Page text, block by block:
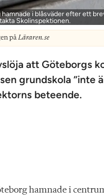
i blåsväder efter ett
Skolinspektionen.
påLäraren.se
att Göteborgs
grundskola ”inte
beteende.
hamnade i